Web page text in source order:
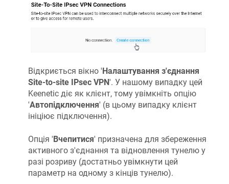
Відкриється вікно ' Налаштування з'єднання
Site-to-site IPsec VPN'. У нашому випадку цей
Keenetic діє як клієнт, тому увімкніть опцію
'Автопідключення' (в цьому випадку клієнт
ініціює підключення).
Опція 'Вчепитися' призначена для збереження
активного з'єднання та відновлення тунелю у
разі розриву (достатньо увімкнути цей
параметр на одному з кінців тунелю).